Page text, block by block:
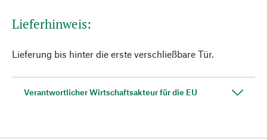
Lieferhinweis:
Lieferung bis hinter die erste verschließbare Tür.
Verantwortlicher Wirtschaftsakteur für die EU